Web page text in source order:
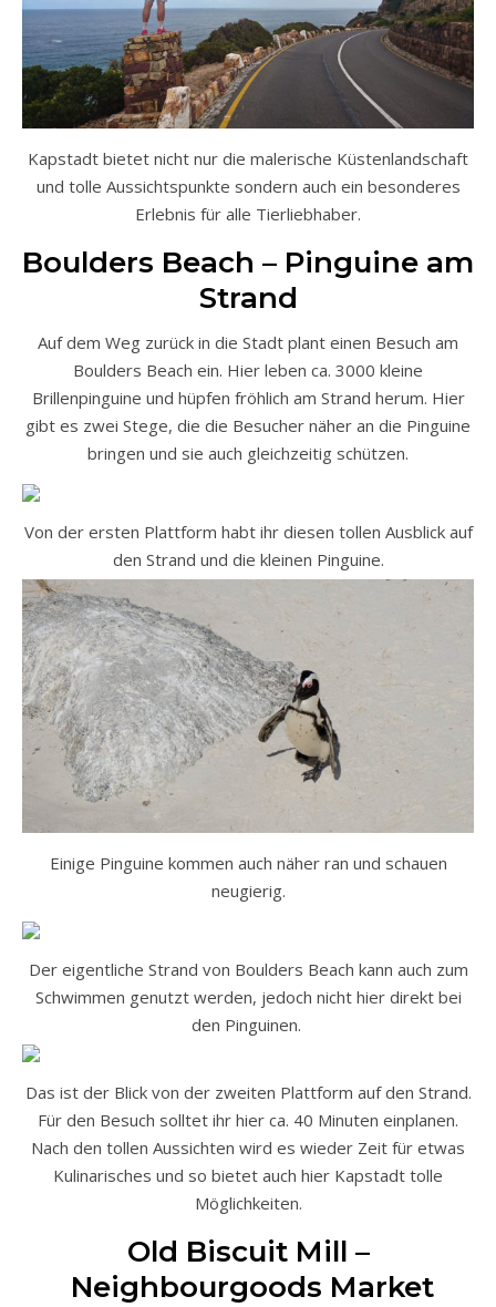
Kapstadt bietet nicht nur die malerische Küstenlandschaft
und tolle Aussichtspunkte sondern auch ein besonderes
Erlebnis für alle Tierliebhaber.
Boulders Beach – Pinguine am
Strand
Auf dem Weg zurück in die Stadt plant einen Besuch am
Boulders Beach ein. Hier leben ca. 3000 kleine
Brillenpinguine und hüpfen fröhlich am Strand herum. Hier
gibt es zwei Stege, die die Besucher näher an die Pinguine
bringen und sie auch gleichzeitig schützen.
Von der ersten Plattform habt ihr diesen tollen Ausblick auf
den Strand und die kleinen Pinguine.
Einige Pinguine kommen auch näher ran und schauen
neugierig.
Der eigentliche Strand von Boulders Beach kann auch zum
Schwimmen genutzt werden, jedoch nicht hier direkt bei
den Pinguinen.
Das ist der Blick von der zweiten Plattform auf den Strand.
Für den Besuch solltet ihr hier ca. 40 Minuten einplanen.
Nach den tollen Aussichten wird es wieder Zeit für etwas
Kulinarisches und so bietet auch hier Kapstadt tolle
Möglichkeiten.
Old Biscuit Mill –
Neighbourgoods Market